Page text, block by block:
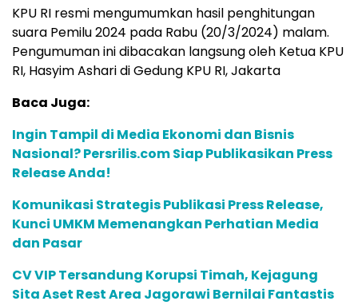
KPU RI resmi mengumumkan hasil penghitungan
suara Pemilu 2024 pada Rabu (20/3/2024) malam.
Pengumuman ini dibacakan langsung oleh Ketua KPU
RI, Hasyim Ashari di Gedung KPU RI, Jakarta
Baca Juga:
Ingin Tampil di Media Ekonomi dan Bisnis
Nasional? Persrilis.com Siap Publikasikan Press
Release Anda!
Komunikasi Strategis Publikasi Press Release,
Kunci UMKM Memenangkan Perhatian Media
dan Pasar
CV VIP Tersandung Korupsi Timah, Kejagung
Sita Aset Rest Area Jagorawi Bernilai Fantastis